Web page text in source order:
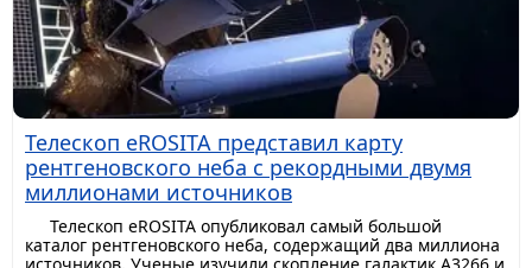
Телескоп eROSITA представил карту
рентгеновского неба с рекордными двумя
миллионами источников
Телескоп eROSITA опубликовал самый большой
каталог рентгеновского неба, содержащий два миллиона